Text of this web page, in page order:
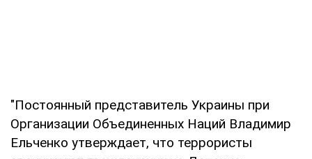
"Постоянный представитель Украины при
Организации Объединенных Наций Владимир
Ельченко утверждает, что террористы